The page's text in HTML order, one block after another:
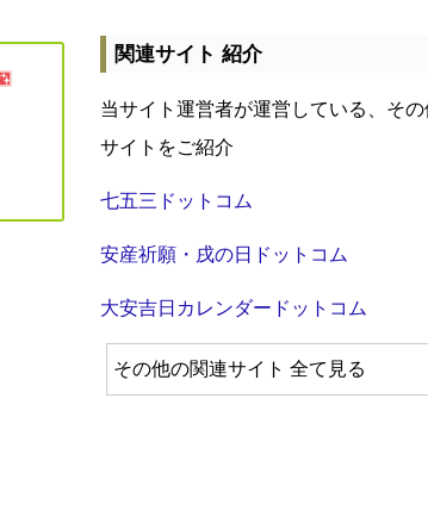
関連サイト 紹介
当サイト運営者が運営している、そ
サイトをご紹介
七五三ドットコム
安産祈願・戌の日ドットコム
大安吉日カレンダードットコム
その他の関連サイト 全て見る